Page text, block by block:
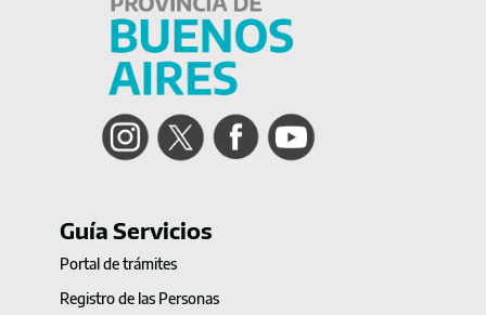
Instagram Twitter Facebook
Guía Servicios
Portal de trámites
Registro de las Personas